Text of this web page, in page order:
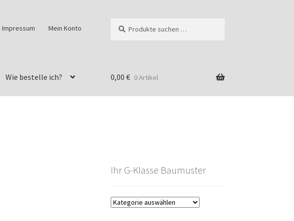
Impressum Mein Konto
nach:
Wie bestelle ich? 0,00 € 0 Artikel
Ihr G-Klasse Baumuster